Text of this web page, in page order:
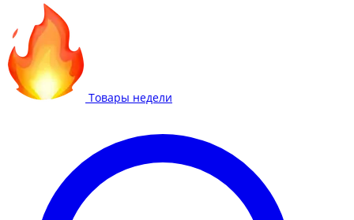
Товары недели